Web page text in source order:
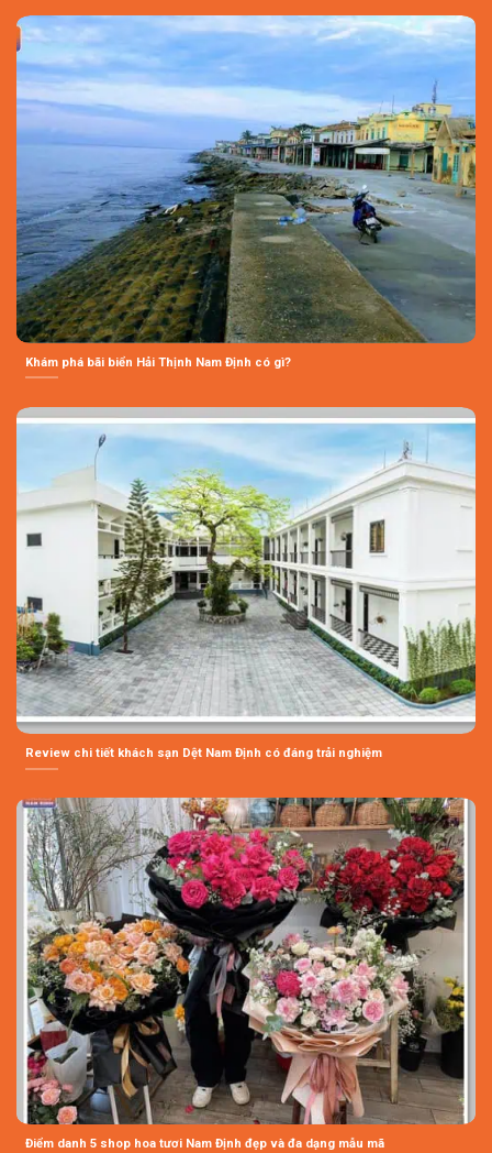
Khám phá bãi biển Hải Thịnh Nam Định có gì?
Review chi tiết khách sạn Dệt Nam Định có đáng trải nghiệm
Điểm danh 5 shop hoa tươi Nam Định đẹp và đa dạng mẫu mã